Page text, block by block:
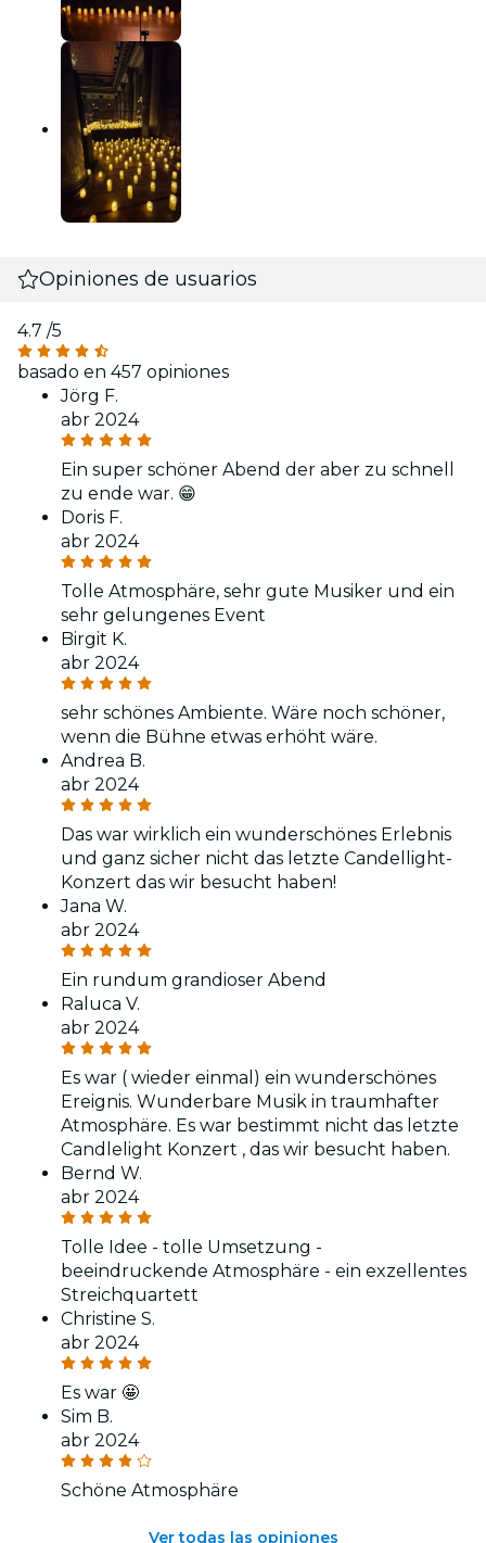
Opiniones de usuarios
4.7 /5
basado en 457 opiniones
Jörg F.
abr 2024
Ein super schöner Abend der aber zu schnell
zu ende war. 😁
Doris F.
abr 2024
Tolle Atmosphäre, sehr gute Musiker und ein
sehr gelungenes Event
Birgit K.
abr 2024
sehr schönes Ambiente. Wäre noch schöner,
wenn die Bühne etwas erhöht wäre.
Andrea B.
abr 2024
Das war wirklich ein wunderschönes Erlebnis
und ganz sicher nicht das letzte Candellight-
Konzert das wir besucht haben!
Jana W.
abr 2024
Ein rundum grandioser Abend
Raluca V.
abr 2024
Es war ( wieder einmal) ein wunderschönes
Ereignis. Wunderbare Musik in traumhafter
Atmosphäre. Es war bestimmt nicht das letzte
Candlelight Konzert , das wir besucht haben.
Bernd W.
abr 2024
Tolle Idee - tolle Umsetzung -
beeindruckende Atmosphäre - ein exzellentes
Streichquartett
Christine S.
abr 2024
Es war 🤩
Sim B.
abr 2024
Schöne Atmosphäre
Ver todas las opiniones